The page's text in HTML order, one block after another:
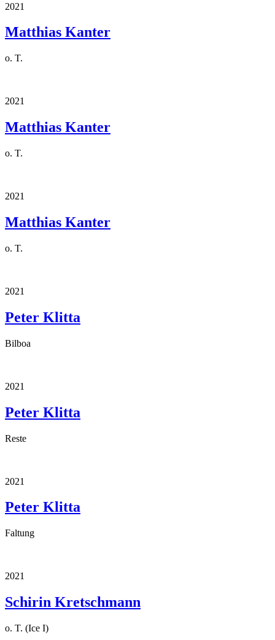
2021
Matthias Kanter
o. T.
2021
Matthias Kanter
o. T.
2021
Matthias Kanter
o. T.
2021
Peter Klitta
Bilboa
2021
Peter Klitta
Reste
2021
Peter Klitta
Faltung
2021
Schirin Kretschmann
o. T. (Ice I)